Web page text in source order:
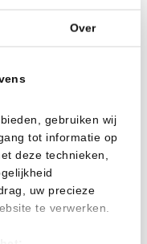
Over
gebruiken wij
tot informatie op
deze technieken,
uw precieze
te verwerken.
si hubieras